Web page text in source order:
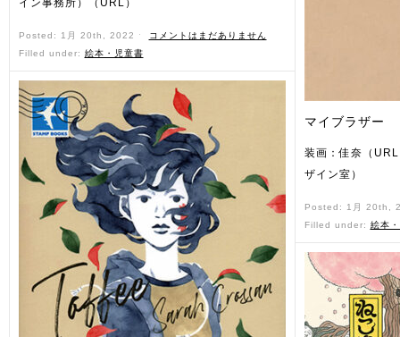
イン事務所）（URL）
Posted: 1月 20th, 2022 ˑ
コメントはまだありません
Filled under: 絵本・児童書
マイブラザー
装画：佳奈（
ザイン室）
Posted: 1月 20th,
Filled under: 絵本